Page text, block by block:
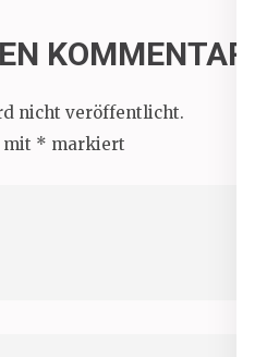
KOMMENTAR
nicht veröffentlicht.
mit * markiert